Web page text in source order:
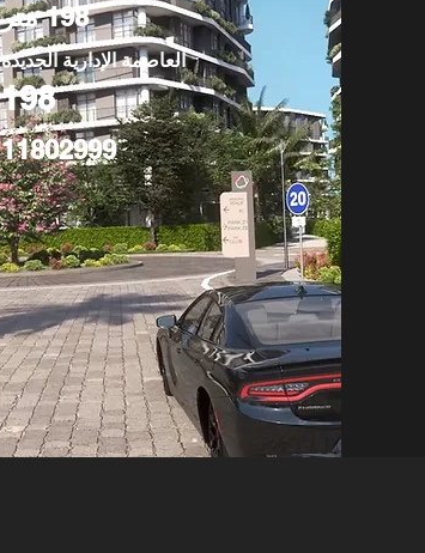
198 متر
العاصمة الإدارية الجديدة
198
11802999